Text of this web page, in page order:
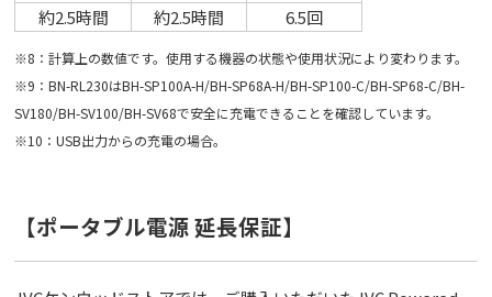
約2.5時間 約2.5時間 6.5回
※8：計算上の数値です。使用する機器の状態や使用状況により変わります。
※9：BN-RL230はBH-SP100A-H/BH-SP68A-H/BH-SP100-C/BH-SP68-C/BH-
SV180/BH-SV100/BH-SV68で安全に充電できることを確認しています。
※10：USB出力からの充電の場合。
【ポータブル電源 延⻑保証】